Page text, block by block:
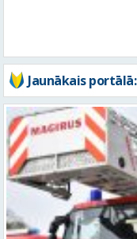
Jaunākais portālā: